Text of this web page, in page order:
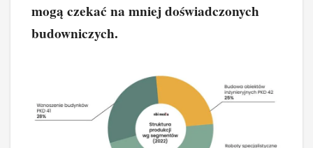
mogą czekać na mniej doświadczonych
budowniczych.